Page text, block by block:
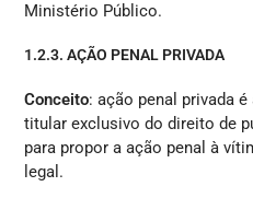
Ministério Público.
1.2.3. AÇÃO PENAL PRIVADA
Conceito: ação penal privada
titular exclusivo do direito de
para propor a ação penal à
legal.